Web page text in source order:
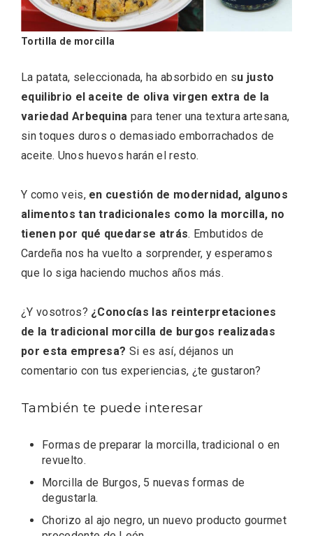
Tortilla de morcilla
La patata, seleccionada, ha absorbido en su justo
equilibrio el aceite de oliva virgen extra de la
variedad Arbequina para tener una textura artesana,
sin toques duros o demasiado emborrachados de
aceite. Unos huevos harán el resto.
Y como veis, en cuestión de modernidad, algunos
alimentos tan tradicionales como la morcilla, no
tienen por qué quedarse atrás. Embutidos de
Cardeña nos ha vuelto a sorprender, y esperamos
que lo siga haciendo muchos años más.
¿Y vosotros? ¿Conocías las reinterpretaciones
de la tradicional morcilla de burgos realizadas
por esta empresa? Si es así, déjanos un
comentario con tus experiencias, ¿te gustaron?
También te puede interesar
Formas de preparar la morcilla, tradicional o en
revuelto.
Morcilla de Burgos, 5 nuevas formas de
degustarla.
Chorizo al ajo negro, un nuevo producto gourmet
V Feria Europea del Queso 2026 en
Serrada
La zonificación como recurso turístico
de la Ruta del Vino de Rueda